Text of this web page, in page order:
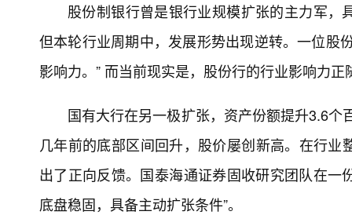
股份制银行曾是银行业规模扩张的主力军
但本轮行业周期中，发展形势出现逆转。一位股
影响力。” 而当前现实是，股份行的行业影响力
国有大行在另一极扩张，资产份额提升3.6
几年前的底部区间回升，股价屡创新高。在行
出了正向反馈。国泰海通证券固收研究团队在一
底盘稳固，具备主动扩张条件”。